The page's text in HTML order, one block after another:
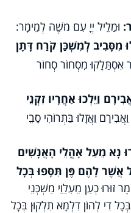
וּמַלֵיל יְיָ עִם משֶׁה לְמֵימָר:
מִסָּבִיב לְמִשְׁכַּן קֹרַח דָּתָן
מִסְחוֹר סְחוֹר
וַיֵּלְכוּ אַחֲרָיו זִקְנֵי
וַאֲזָלוּ בַּתְרוֹהִי סָבֵי
נָא מֵעַל אָהֳלֵי הָאֲנָשִׁים
אֲשֶׁר לָהֶם פֶּן תִּסָּפוּ בְּכָל
זוּרוּ כְעַן מֵעִלַוֵי מַשְׁכְּנֵי
דִי לְהוֹן דִלְמָא תִלְקוּן בְּכָל